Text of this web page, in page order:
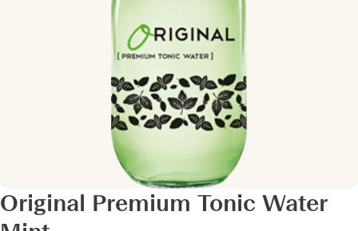
Original Premium Tonic Water